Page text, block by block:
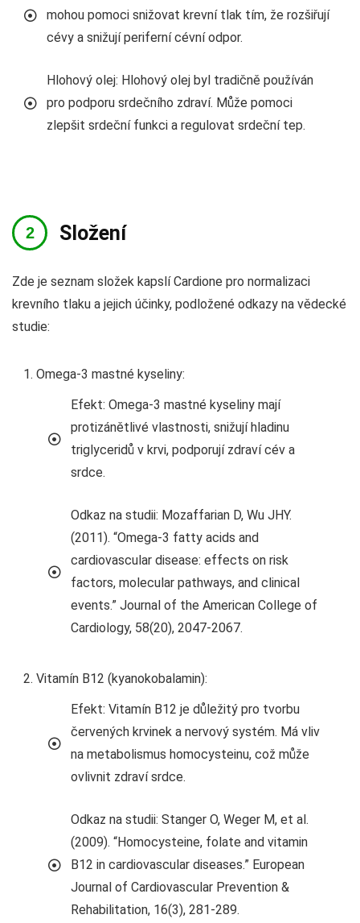
mohou pomoci snižovat krevní tlak tím, že rozšiřují
cévy a snižují periferní cévní odpor.
Hlohový olej: Hlohový olej byl tradičně používán
pro podporu srdečního zdraví. Může pomoci
zlepšit srdeční funkci a regulovat srdeční tep.
Složení
Zde je seznam složek kapslí Cardione pro normalizaci
krevního tlaku a jejich účinky, podložené odkazy na vědecké
studie:
Omega-3 mastné kyseliny:
Efekt: Omega-3 mastné kyseliny mají
protizánětlivé vlastnosti, snižují hladinu
triglyceridů v krvi, podporují zdraví cév a
srdce.
Odkaz na studii: Mozaffarian D, Wu JHY.
(2011). “Omega-3 fatty acids and
cardiovascular disease: effects on risk
factors, molecular pathways, and clinical
events.” Journal of the American College of
Cardiology, 58(20), 2047-2067.
Vitamín B12 (kyanokobalamin):
Efekt: Vitamín B12 je důležitý pro tvorbu
červených krvinek a nervový systém. Má vliv
na metabolismus homocysteinu, což může
ovlivnit zdraví srdce.
Odkaz na studii: Stanger O, Weger M, et al.
(2009). “Homocysteine, folate and vitamin
B12 in cardiovascular diseases.” European
Journal of Cardiovascular Prevention &
Rehabilitation, 16(3), 281-289.